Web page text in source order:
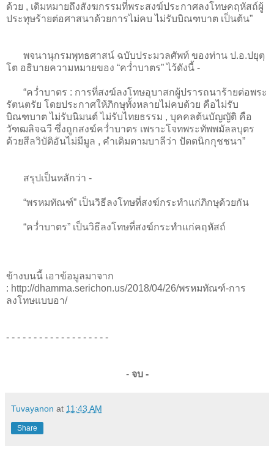
ด้วย , เดิมหมายถึงสังฆกรรมที่พระสงฆ์ประกาศลงโทษคฤหัสถ์ผู้
ประทุษร้ายต่อศาสนาด้วยการไม่คบ ไม่รับบิณฑบาต เป็นต้น”
พจนานุกรมพุทธศาสน์ ฉบับประมวลศัพท์ ของท่าน ป.อ.ปยุตฺ
โต อธิบายความหมายของ “คว่ำบาตร” ไว้ดังนี้ -
“คว่ำบาตร : การที่สงฆ์ลงโทษอุบาสกผู้ปรารถนาร้ายต่อพระ
รัตนตรัย โดยประกาศให้ภิกษุทั้งหลายไม่คบด้วย คือไม่รับ
บิณฑบาต ไม่รับนิมนต์ ไม่รับไทยธรรม , บุคคลต้นบัญญัติ คือ
วัฑฒลิจฉวี ซึ่งถูกสงฆ์คว่ำบาตร เพราะโจทพระทัพพมัลลบุตร
ด้วยสีลวิบัติอันไม่มีมูล , คำเดิมตามบาลีว่า ปัตตนิกกุชชนา”
สรุปเป็นหลักว่า -
“พรหมทัณฑ์” เป็นวิธีลงโทษที่สงฆ์กระทำแก่ภิกษุด้วยกัน
“คว่ำบาตร” เป็นวิธีลงโทษที่สงฆ์กระทำแก่คฤหัสถ์
ข้างบนนี้ เอาข้อมูลมาจาก
: http://dhamma.serichon.us/2018/04/26/พรหมทัณฑ์-การ
ลงโทษแบบอา/
- - - - - - - - - - - - - - - - - - -
-จบ -
Tuvayanon at 11:43 AM
Share